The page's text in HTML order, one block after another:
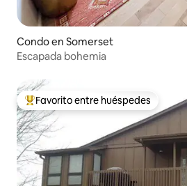
Condo en Somerset
Escapada bohemia
Favorito entre huéspedes preferido
Favorito entre huéspedes